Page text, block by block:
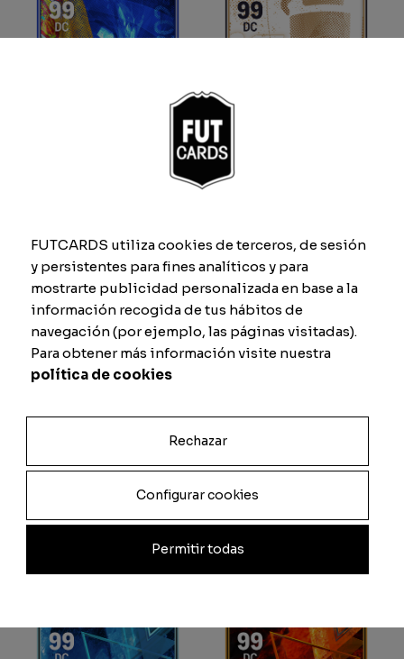
À partir de9.00€
FC24 TOTS (Team of
9.00 €
FC24 TOTY
FUTCARDS utiliza cookies de terceros, de sesión
y persistentes para fines analíticos y para
mostrarte publicidad personalizada en base a la
información recogida de tus hábitos de
navegación (por ejemplo, las páginas visitadas).
Para obtener más información visite nuestra
política de cookies
Rechazar
Configurar cookies
Permitir todas